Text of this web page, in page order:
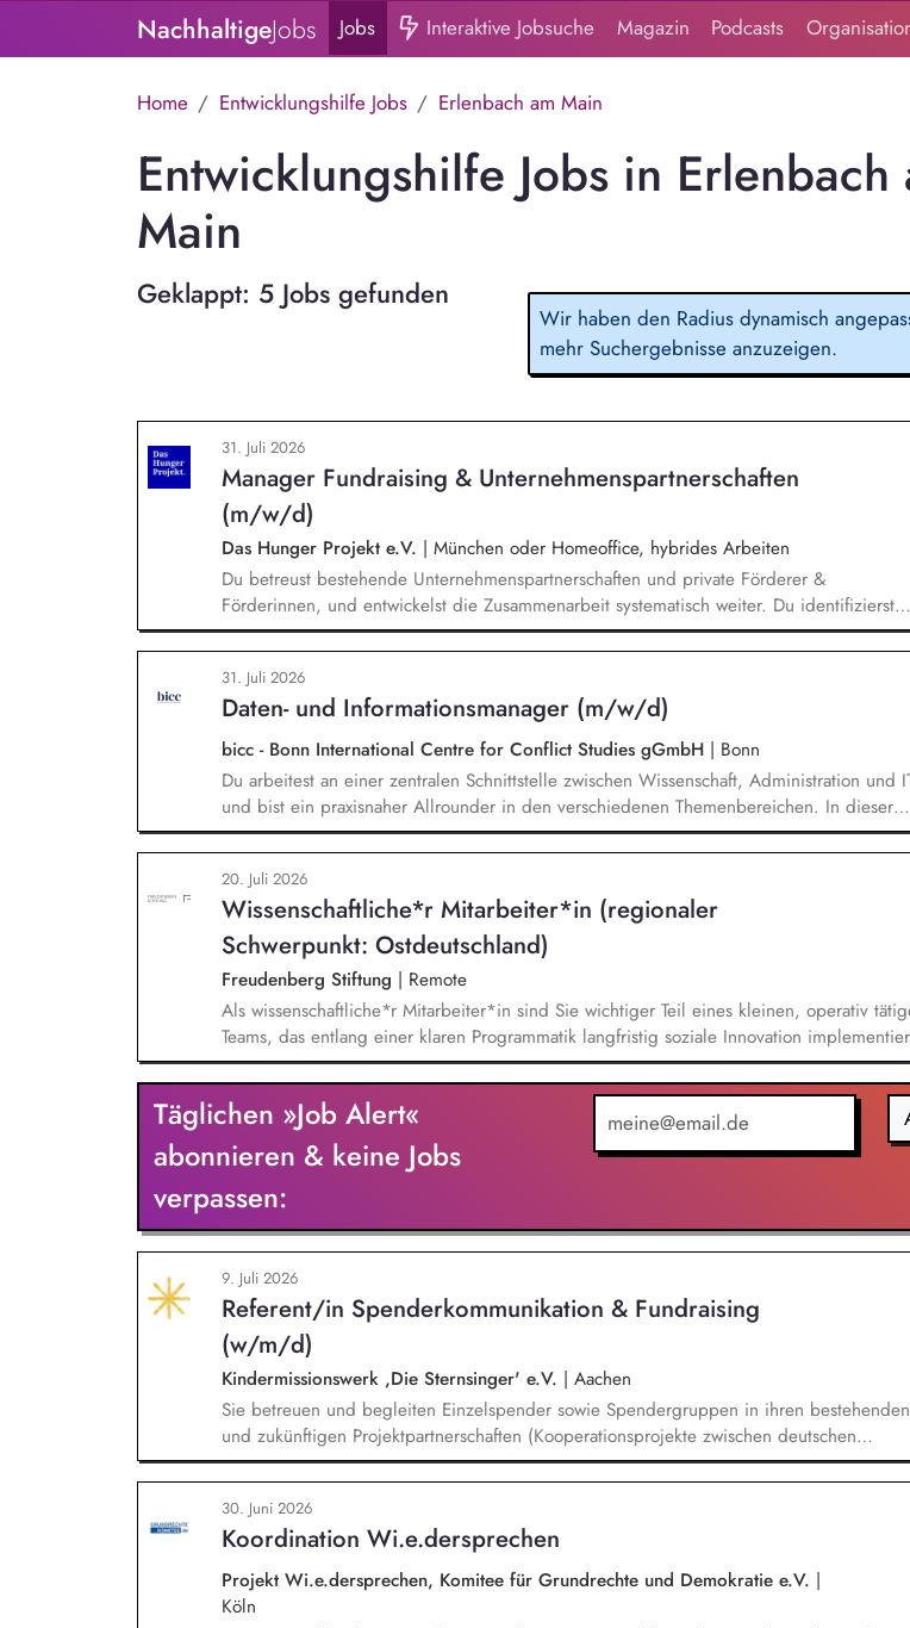
NachhaltigeJobs Jobs Interaktive Jobsuche Magazin Podcasts
Home Entwicklungshilfe Jobs Erlenbach am Main
Entwicklungshilfe Jobs in Erlenbach
Main
Geklappt: 5 Jobs gefunden
Wir haben den Radius dynamisch
mehr Suchergebnisse anzuzeigen.
31. Juli 2026
Manager Fundraising & Unternehmenspartnerschaften
(m/w/d)
Das Hunger Projekt e.V. | München oder Homeoffice, hybrides Arbeiten
Du betreust bestehende Unternehmenspartnerschaften und private Förderer &
Förderinnen, und entwickelst die Zusammenarbeit systematisch weiter. Du identifizierst
neue Unternehmen und Förderer & Förderinnen und sprichst sie aktiv an. Du planst und
setzt Fundraising-Maßnahmen eigenständig um und verfolgst deren Ergebnisse. Du
arbeitest eng mit der Landesdirektion, dem Marketing und unseren Programmkollegen
zusammen.
31. Juli 2026
Daten- und Informationsmanager (m/w/d)
bicc - Bonn International Centre for Conflict Studies gGmbH | Bonn
Du arbeitest an einer zentralen Schnittstelle zwischen Wissenschaft, Administration und
und bist ein praxisnaher Allrounder in den verschiedenen Themenbereichen. In dieser
Rolle betreust Du unsere Bibliothek, entwickelst unser Forschungsinformationssystem
und das institutionelle Forschungsdatenmanagement (FDM) weiter. Du sicherst die
und Nachvollziehbarkeit von Forschungsinformationen und unterstützt durch Analysen,
Kennzahlen und Berichte die strategische Steuerung des Instituts.
20. Juli 2026
Wissenschaftliche*r Mitarbeiter*in (regionaler
Schwerpunkt: Ostdeutschland)
Freudenberg Stiftung | Remote
Als wissenschaftliche*r Mitarbeiter*in sind Sie wichtiger Teil eines kleinen, operativ
Teams, das entlang einer klaren Programmatik langfristig soziale Innovation
Sie unterstützen die Geschäftsführung bei der Umsetzung der Stiftungsprogrammatik
entwickeln dabei die Internationalisierungsstrategie der Stiftung weiter. Sie übersetzen
wissenschaftliche Erkenntnisse in alltagsangebundene Handlungsansätze entlang unserer
Stiftungsprogrammatik.
Täglichen »Job Alert«
abonnieren & keine Jobs
verpassen:
9. Juli 2026
Referent/in Spenderkommunikation & Fundraising
(w/m/d)
Kindermissionswerk ,Die Sternsinger' e.V. | Aachen
Sie betreuen und begleiten Einzelspender sowie Spendergruppen in ihren bestehenden
und zukünftigen Projektpartnerschaften (Kooperationsprojekte zwischen deutschen
Spendergruppen und internationalen Entwicklungshilfeprojekten) und fördern den
langfristiger, vertrauensvoller Beziehungen. Spenderbetreuung - Kommunikation und
Abstimmung zu Projekten, Budgets und Spendenaufkommen; Identifikation geeigneter
Projekte, deeskalierende Kommunikation bei Problemen mit Projekten in enger
Abstimmung mit dem Vorstand und beteiligten Kolleg/innen.
30. Juni 2026
Koordination Wi.e.dersprechen
Projekt Wi.e.dersprechen, Komitee für Grundrechte und Demokratie e.V. |
Köln